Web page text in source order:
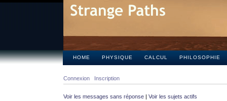
HOME PHYSIQUE CALCUL PHILOSOPHIE
Connexion Inscription
Voir les messages sans réponse | Voir les sujets actifs